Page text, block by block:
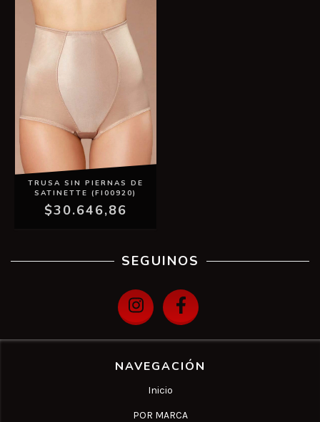
TRUSA SIN PIERNAS DE
SATINETTE (FI00920)
$30.646,86
SEGUINOS
NAVEGACIÓN
Inicio
POR MARCA